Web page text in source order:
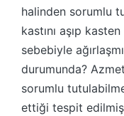
halinden sorumlu
kastını aşıp
sebebiyle
durumunda?
sorumlu
ettiği tespit edilmiş